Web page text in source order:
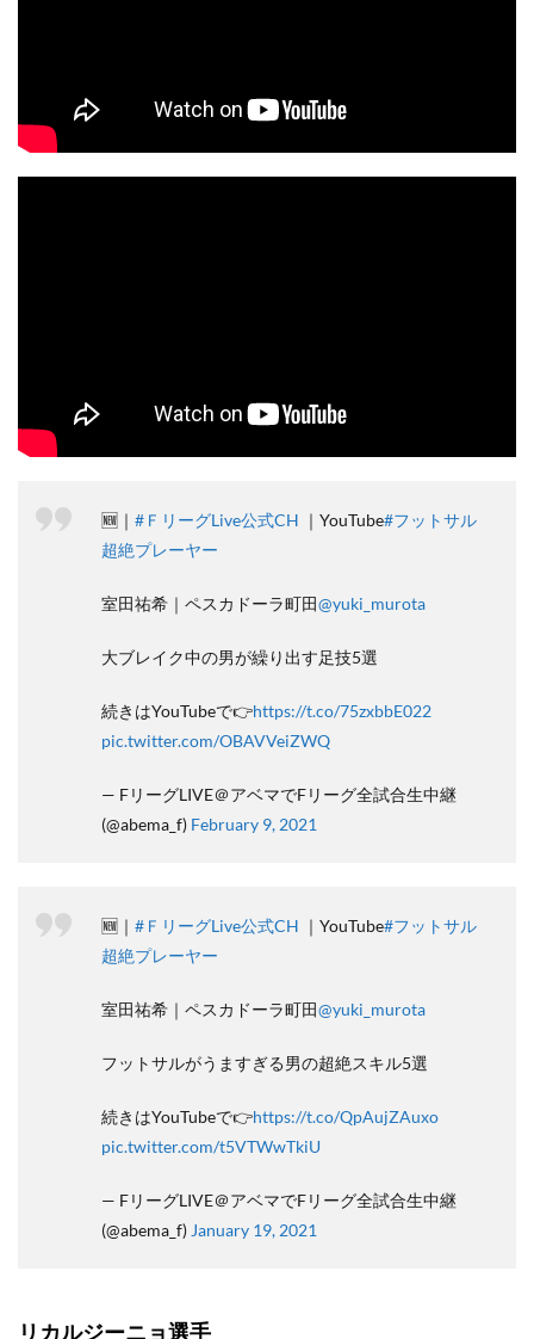
🆕｜ #ＦリーグLive公式CH ｜YouTube#フットサル
超絶プレーヤー
室田祐希｜ペスカドーラ町田@yuki_murota
大ブレイク中の男が繰り出す足技5選
続きはYouTubeで👉https://t.co/75zxbbE022
pic.twitter.com/OBAVVeiZWQ
— FリーグLIVE＠アベマでFリーグ全試合生中継
(@abema_f) February 9, 2021
🆕｜ #ＦリーグLive公式CH ｜YouTube#フットサル
超絶プレーヤー
室田祐希｜ペスカドーラ町田@yuki_murota
フットサルがうますぎる男の超絶スキル5選
続きはYouTubeで👉https://t.co/QpAujZAuxo
pic.twitter.com/t5VTWwTkiU
— FリーグLIVE＠アベマでFリーグ全試合生中継
(@abema_f) January 19, 2021
リカルジーニョ選手